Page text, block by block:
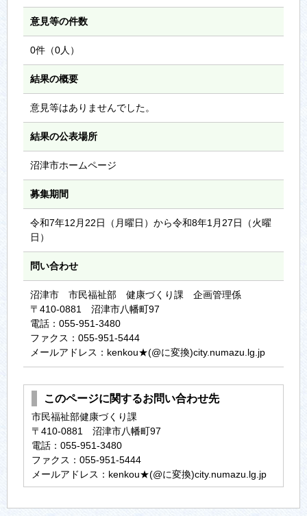
意見等の件数
0件（0人）
結果の概要
意見等はありませんでした。
結果の公表場所
沼津市ホームページ
募集期間
令和7年12月22日（月曜日）から令和8年1月27日（火曜
日）
問い合わせ
沼津市 市民福祉部 健康づくり課 企画管理係
〒410-0881 沼津市八幡町97
電話：055-951-3480
ファクス：055-951-5444
メールアドレス：kenkou★(@に変換)city.numazu.lg.jp
このページに関するお問い合わせ先
市民福祉部健康づくり課
〒410-0881 沼津市八幡町97
電話：055-951-3480
ファクス：055-951-5444
メールアドレス：kenkou★(@に変換)city.numazu.lg.jp